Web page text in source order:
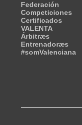
Federación
Competiciones
Certificados
VALENTA
Árbitræs
Entrenadoræs
#somValenciana